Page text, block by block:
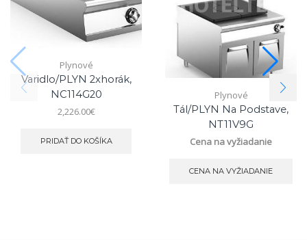
Plynové
Varidlo/PLYN 2xhorák,
NC114G20
2,226.00€
PRIDAŤ DO KOŠÍKA
Plynové
Tál/PLYN Na Podstave,
NT11V9G
Cena na vyžiadanie
CENA NA VYŽIADANIE